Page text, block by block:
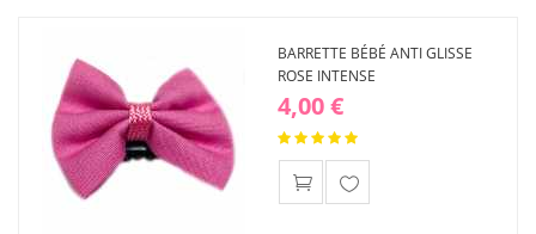
BARRETTE BÉBÉ ANTI GLISSE
ROSE INTENSE
4,00 €